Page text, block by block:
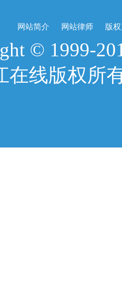
网站简介 网站律师 版
© 1999-
在线版权所